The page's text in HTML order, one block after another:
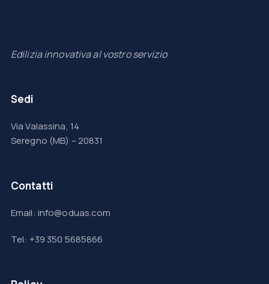
Edilizia innovativa al vostro servizio
Sedi
Via Valassina, 14
Seregno (MB) – 20831
Contatti
Email: info@oduas.com
Tel: +39 350 5685866